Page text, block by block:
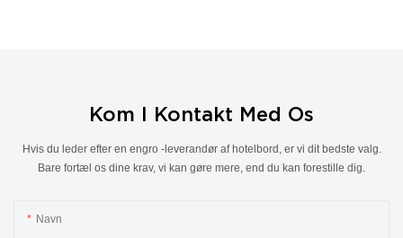
Kom I Kontakt Med Os
Hvis du leder efter en engro -leverandør af hotelbord, er vi dit bedste valg.
Bare fortæl os dine krav, vi kan gøre mere, end du kan forestille dig.
Navn